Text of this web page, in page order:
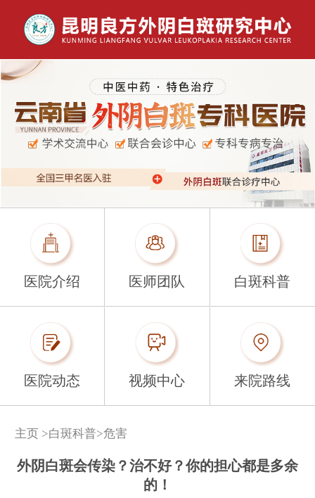
医院介绍 医师团队 白斑科普
医院动态 视频中心 来院路线
主页 >白斑科普>危害
外阴白斑会传染？治不好？你的担心都是多余
的！